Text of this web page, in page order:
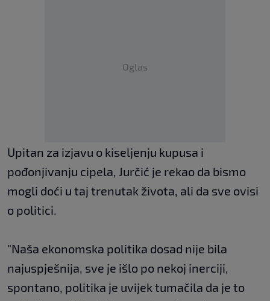
Oglas
Upitan za izjavu o kiseljenju kupusa i
pođonjivanju cipela, Jurčić je rekao da bismo
mogli doći u taj trenutak života, ali da sve ovisi
o politici.
"Naša ekonomska politika dosad nije bila
najuspješnija, sve je išlo po nekoj inerciji,
spontano, politika je uvijek tumačila da je to